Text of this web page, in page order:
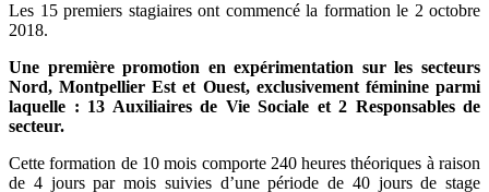
Les 15 premiers stagiaires ont commencé la formation le 2 octobre
2018.
Une première promotion en expérimentation sur les secteurs
Nord, Montpellier Est et Ouest, exclusivement féminine parmi
laquelle : 13 Auxiliaires de Vie Sociale et 2 Responsables de
secteur.
Cette formation de 10 mois comporte 240 heures théoriques à raison
de 4 jours par mois suivies d’une période de 40 jours de stage